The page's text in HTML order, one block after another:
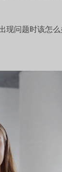
问题时该怎么